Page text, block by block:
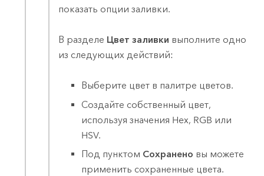
показать опции заливки.
В разделе Цвет заливки выполните одно
из следующих действий:
Выберите цвет в палитре цветов.
Создайте собственный цвет,
используя значения Hex, RGB или
HSV.
Под пунктом Сохранено вы можете
применить сохраненные цвета.